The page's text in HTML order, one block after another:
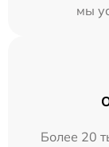
мы
Более 20